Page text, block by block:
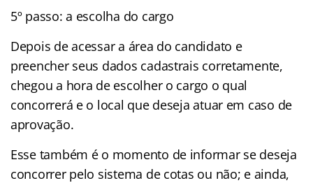
5º passo: a escolha do cargo
Depois de acessar a área do candidato e
preencher seus dados cadastrais corretamente,
chegou a hora de escolher o cargo o qual
concorrerá e o local que deseja atuar em caso de
aprovação.
Esse também é o momento de informar se deseja
concorrer pelo sistema de cotas ou não; e ainda,